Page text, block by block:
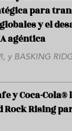
para
y el
agéntica
y BASKING
y Coca-
Rock Rising